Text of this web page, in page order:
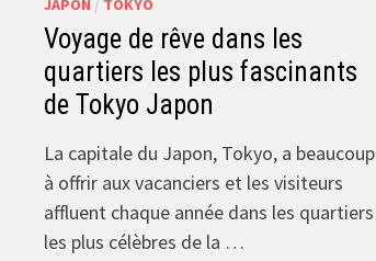
JAPON / TOKYO
Voyage de rêve dans les
quartiers les plus fascinants
de Tokyo Japon
La capitale du Japon, Tokyo, a beaucoup
à offrir aux vacanciers et les visiteurs
affluent chaque année dans les quartiers
les plus célèbres de la …